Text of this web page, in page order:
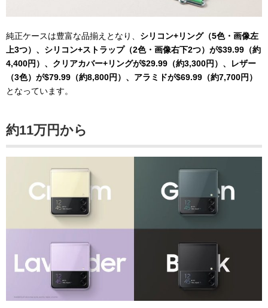
純正ケースは豊富な品揃えとなり、 シリコン+リング（5色・画像左
上3つ）、シリコン+ストラップ（2色・画像右下2つ）が$39.99（約
4,400円）、クリアカバー+リングが$29.99（約3,300円）、レザー
（3色）が$79.99（約8,800円）、アラミドが$69.99（約7,700円）
となっています。
約11万円から